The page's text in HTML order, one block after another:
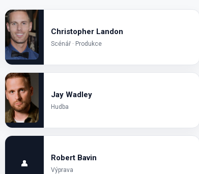
Christopher Landon
Scénář · Produkce
Jay Wadley
Hudba
👤
Robert Bavin
Výprava